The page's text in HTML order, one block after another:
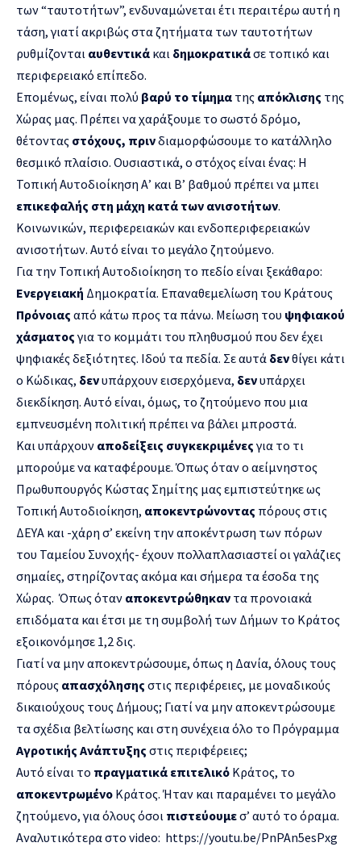
των “ταυτοτήτων”, ενδυναμώνεται έτι περαιτέρω αυτή η
τάση, γιατί ακριβώς στα ζητήματα των ταυτοτήτων
ρυθμίζονται αυθεντικά και δημοκρατικάσε τοπικό και
περιφερειακό επίπεδο.
Επομένως, είναι πολύ βαρύ το τίμημα της απόκλισης της
Χώρας μας. Πρέπει να χαράξουμε το σωστό δρόμο,
θέτοντας στόχους, πρινδιαμορφώσουμε το κατάλληλο
θεσμικό πλαίσιο. Ουσιαστικά, ο στόχος είναι ένας: Η
Τοπική Αυτοδιοίκηση Α’ και Β’ βαθμού πρέπει να μπει
επικεφαλής στη μάχη κατά των ανισοτήτων.
Κοινωνικών, περιφερειακών και ενδοπεριφερειακών
ανισοτήτων. Αυτό είναι το μεγάλο ζητούμενο.
Για την Τοπική Αυτοδιοίκηση το πεδίο είναι ξεκάθαρο:
Ενεργειακή Δημοκρατία. Επαναθεμελίωση του Κράτους
Πρόνοιας από κάτω προς τα πάνω. Μείωση του ψηφιακού
χάσματοςγια το κομμάτι του πληθυσμού που δεν έχει
ψηφιακές δεξιότητες. Ιδού τα πεδία. Σε αυτά δενθίγει κάτι
ο Κώδικας, δενυπάρχουν εισερχόμενα, δενυπάρχει
διεκδίκηση. Αυτό είναι, όμως, το ζητούμενο που μια
εμπνευσμένη πολιτική πρέπει να βάλει μπροστά.
Και υπάρχουν αποδείξεις συγκεκριμένεςγια το τι
μπορούμε να καταφέρουμε. Όπως όταν ο αείμνηστος
Πρωθυπουργός Κώστας Σημίτης μας εμπιστεύτηκε ως
Τοπική Αυτοδιοίκηση, αποκεντρώνοντας πόρους στις
ΔΕΥΑ και -χάρη σ’ εκείνη την αποκέντρωση των πόρων
του Ταμείου Συνοχής- έχουν πολλαπλασιαστεί οι γαλάζιες
σημαίες, στηρίζοντας ακόμα και σήμερα τα έσοδα της
Χώρας. Όπως όταν αποκεντρώθηκαν τα προνοιακά
επιδόματα και έτσι με τη συμβολή των Δήμων το Κράτος
εξοικονόμησε 1,2 δις.
Γιατί να μην αποκεντρώσουμε, όπως η Δανία, όλους τους
πόρους απασχόλησης στις περιφέρειες, με μοναδικούς
δικαιούχους τους Δήμους; Γιατί να μην αποκεντρώσουμε
τα σχέδια βελτίωσης και στη συνέχεια όλο το Πρόγραμμα
Αγροτικής Ανάπτυξης στις περιφέρειες;
Αυτό είναι το πραγματικά επιτελικό Κράτος, το
αποκεντρωμένο Κράτος. Ήταν και παραμένει το μεγάλο
ζητούμενο, για όλους όσοι πιστεύουμεσ’ αυτό το όραμα.
Αναλυτικότερα στο video: https://youtu.be/PnPAn5esPxg